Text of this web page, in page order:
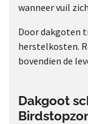
wanneer vuil
Door dakgoten
herstelkosten.
bovendien de
Dakgoot